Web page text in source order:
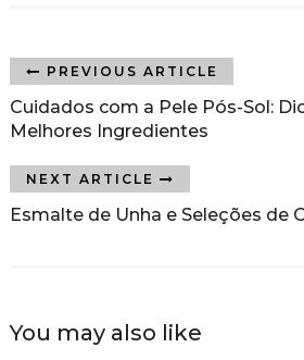
PREVIOUS ARTICLE
Cuidados com a Pele Pós-Sol:
Melhores Ingredientes
NEXT ARTICLE
Esmalte de Unha e Seleções de
You may also like